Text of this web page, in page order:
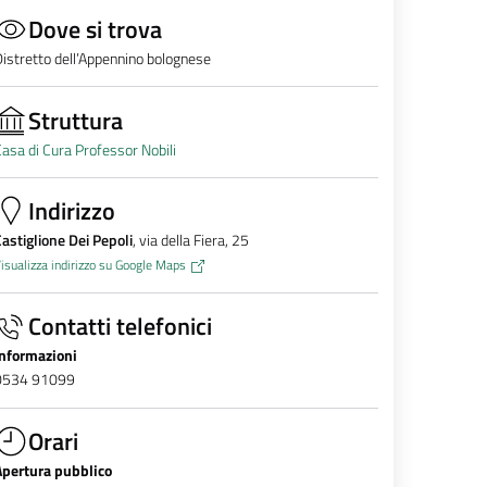
Dove si trova
dell’Appennino bolognese
Struttura
di Cura Professor Nobili
Indirizzo
Dei Pepoli, via della Fiera, 25
indirizzo su Google Maps
Contatti telefonici
91099
Orari
pubblico